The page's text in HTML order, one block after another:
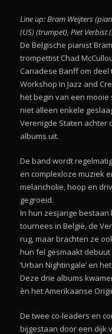
Line up: Bram Weijters
(US) (trumpet), Piet Verbist
De Belgische pianist
trompettist Chad
Canadese Banff om
Workshop in Jazz and
het begin van een
niet alleen enkele
Verenigde Staten achter
albums uit.
De band wordt
en complexloze muziek
melancholie, hoop en
gegroeid.
In hun zesjarige
tournees in België, de
rug, maar brachten ze
hun fel gesmaakt debuut
‘Urban Nightingale’ en
Deze drie albums
èn het Amerikaanse
De twee co-leaders en
bijgestaan door een dijk